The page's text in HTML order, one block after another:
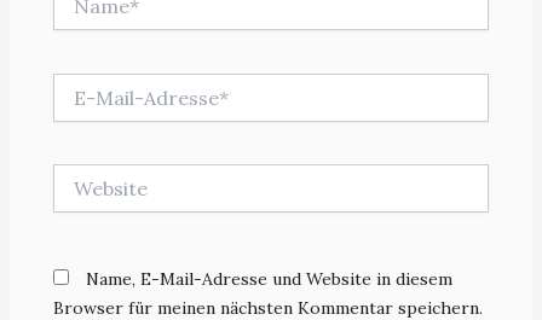
Mail-
Name, E-Mail-Adresse und Website in diesem
Browser für meinen nächsten Kommentar speichern.